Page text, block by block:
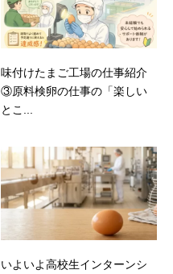
味付けたまご工場の仕事紹介
③原料検卵の仕事の「楽しい
とこ...
いよいよ高校生インターンシ